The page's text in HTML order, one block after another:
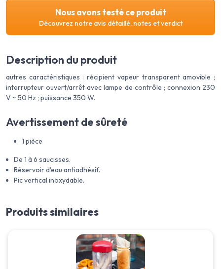
Nous avons testé ce produit
Découvrez notre avis détaillé, notes et verdict
Description du produit
autres caractéristiques : récipient vapeur transparent amovible ;
interrupteur ouvert/arrêt avec lampe de contrôle ; connexion 230
V ~ 50 Hz ; puissance 350 W.
Avertissement de sûreté
1 pièce
De 1 à 6 saucisses.
Réservoir d'eau antiadhésif.
Pic vertical inoxydable.
Produits similaires